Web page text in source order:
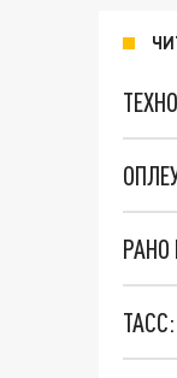
РАНО